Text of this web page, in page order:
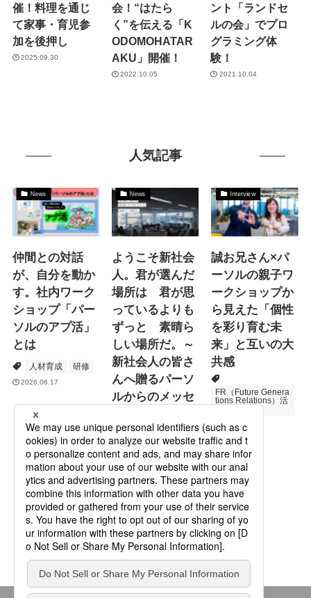
催！料理を通じ
て家事・育児参
加を後押し
2025.09.30
会！“はたら
く”を伝える「K
ODOMOHATAR
AKU」開催！
2022.10.05
ント「ランドセ
ルの会」でプロ
グラミング体
験！
2021.10.04
人気記事
News
仲間との対話
が、自分を動か
す。社内ワーク
ショップ「パー
ソルのアプ活」
とは
人材育成 研修
2026.06.17
News
ようこそ新社会
人。君が選んだ
場所は 君が思
っているよりも
ずっと 素晴ら
しい場所だ。～
新社会人の皆さ
んへ贈るパーソ
ルからのメッセ
Specialized Servic
es
プロモーション
2026.05.19
Interview
誠お兄さん×パ
ーソルの親子ワ
ークショップか
ら見えた「個性
を彩り育む未
来」と互いの大
共感
FR（Future Genera
tions Relations）活
次世代育成
2026.06.16